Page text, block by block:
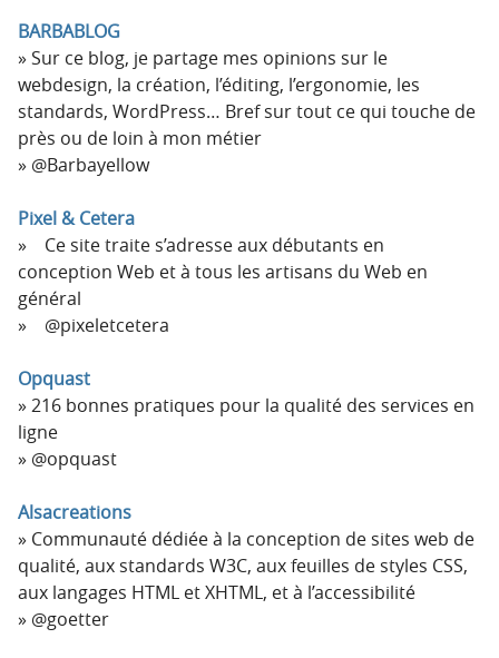
BARBABLOG
Sur ce blog, je partage mes opinions sur le
webdesign, la création, l’éditing, l’ergonomie, les
standards, WordPress… Bref sur tout ce qui touche de
près ou de loin à mon métier
@Barbayellow
Pixel & Cetera
Ce site traite s’adresse aux débutants en
conception Web et à tous les artisans du Web en
général
@pixeletcetera
Opquast
216 bonnes pratiques pour la qualité des services en
ligne
@opquast
Alsacreations
Communauté dédiée à la conception de sites web de
qualité, aux standards W3C, aux feuilles de styles CSS,
aux langages HTML et XHTML, et à l’accessibilité
@goetter